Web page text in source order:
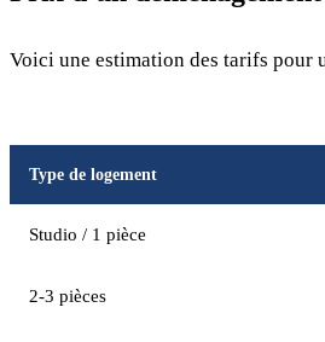
Voici une estimation des tarifs pour
Type de logement
Studio / 1 pièce
2-3 pièces